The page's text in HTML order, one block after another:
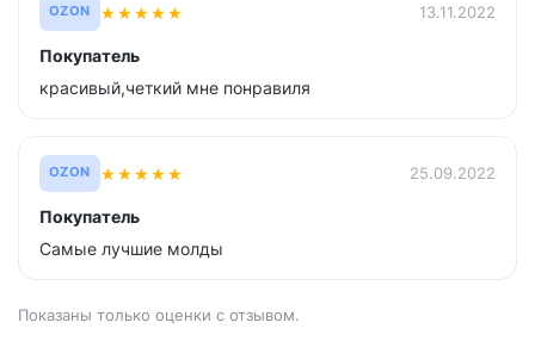
OZON ★★★★★ 13.11.2022
Покупатель
красивый,четкий мне понравиля
OZON ★★★★★ 25.09.2022
Покупатель
Самые лучшие молды
Показаны только оценки с отзывом.